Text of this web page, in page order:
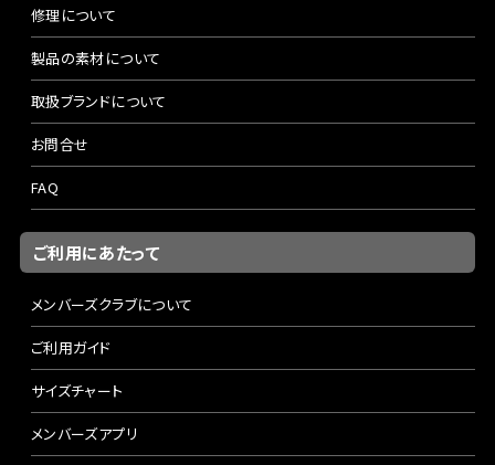
修理について
製品の素材について
取扱ブランドについて
お問合せ
FAQ
ご利用にあたって
メンバーズクラブについて
ご利用ガイド
サイズチャート
メンバーズアプリ